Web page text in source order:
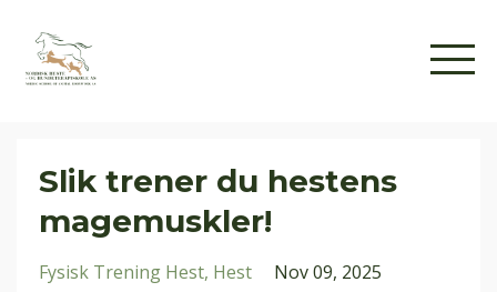
Slik trener du hestens
magemuskler!
Fysisk Trening Hest Hest Nov 09, 2025